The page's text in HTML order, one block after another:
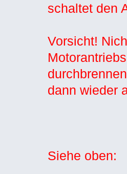
schaltet den
Vorsicht!
dann wieder
Siehe oben: